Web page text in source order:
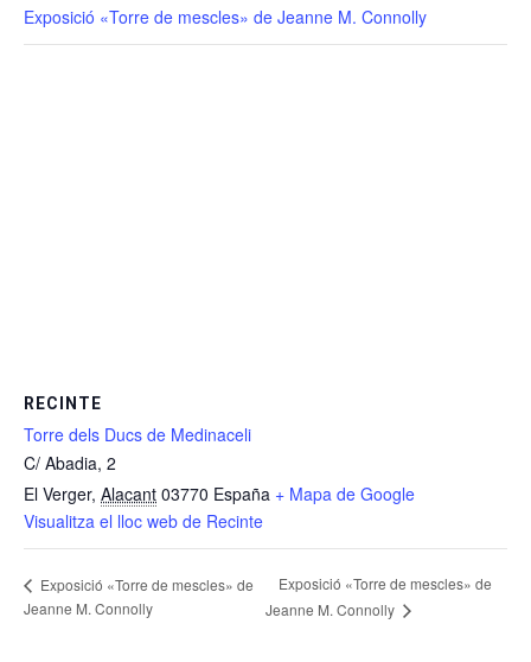
Exposició «Torre de mescles» de Jeanne M. Connolly
RECINTE
Torre dels Ducs de Medinaceli
C/ Abadia, 2
El Verger, Alacant 03770 España + Mapa de Google
Visualitza el lloc web de Recinte
Exposició «Torre de mescles» de
Jeanne M. Connolly
Exposició «Torre de mescles» de
Jeanne M. Connolly